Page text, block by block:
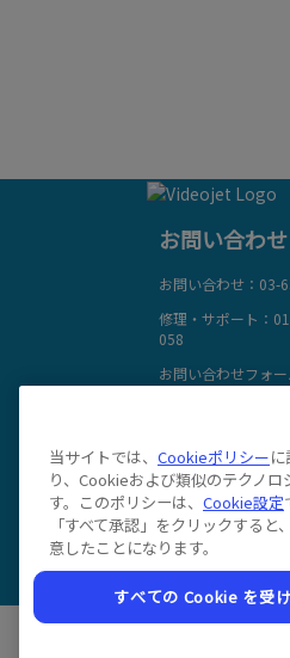
お問い合わせ
お問い合わせ：03-
修理・サポート：
058
お問い合わせフォー
チャットサポート
フォローする:
当サイトでは、 Cookieポリシー
り、Cookieおよび類似のテクノロ
す。このポリシーは、 Cookie設定
「すべて承認」をクリックすると、
意したことになります。
すべての Cookie を受